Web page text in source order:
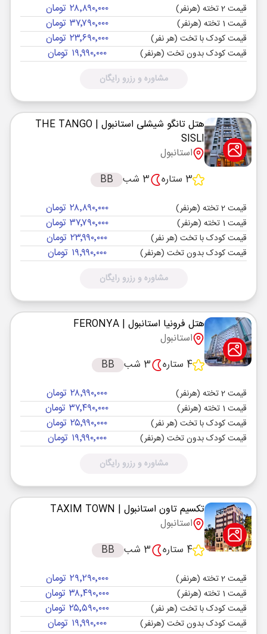
قیمت 2 تخته (هرنفر) ۲۸٬۸۹۰٬۰۰۰ تومان
قیمت 1 تخته (هرنفر) ۳۷٬۷۹۰٬۰۰۰ تومان
قیمت کودک با تخت (هر نفر) ۲۳٬۶۹۰٬۰۰۰ تومان
قیمت کودک بدون تخت (هرنفر) ۱۹٬۹۹۰٬۰۰۰ تومان
مشاوره و رزرو رایگان
هتل تانگو شیشلی استانبول | THE TANGO
SISLI
استانبول
3 ستاره
3 شب BB
قیمت 2 تخته (هرنفر) ۲۸٬۸۹۰٬۰۰۰ تومان
قیمت 1 تخته (هرنفر) ۳۷٬۷۹۰٬۰۰۰ تومان
قیمت کودک با تخت (هر نفر) ۲۳٬۹۹۰٬۰۰۰ تومان
قیمت کودک بدون تخت (هرنفر) ۱۹٬۹۹۰٬۰۰۰ تومان
مشاوره و رزرو رایگان
هتل فرونیا استانبول | FERONYA
استانبول
4 ستاره
3 شب BB
قیمت 2 تخته (هرنفر) ۲۸٬۹۹۰٬۰۰۰ تومان
قیمت 1 تخته (هرنفر) ۳۷٬۴۹۰٬۰۰۰ تومان
قیمت کودک با تخت (هر نفر) ۲۵٬۹۹۰٬۰۰۰ تومان
قیمت کودک بدون تخت (هرنفر) ۱۹٬۹۹۰٬۰۰۰ تومان
مشاوره و رزرو رایگان
تکسیم تاون استانبول | TAXIM TOWN
استانبول
4 ستاره
3 شب BB
قیمت 2 تخته (هرنفر) ۲۹٬۲۹۰٬۰۰۰ تومان
قیمت 1 تخته (هرنفر) ۳۸٬۴۹۰٬۰۰۰ تومان
قیمت کودک با تخت (هر نفر) ۲۵٬۵۹۰٬۰۰۰ تومان
قیمت کودک بدون تخت (هرنفر) ۱۹٬۹۹۰٬۰۰۰ تومان